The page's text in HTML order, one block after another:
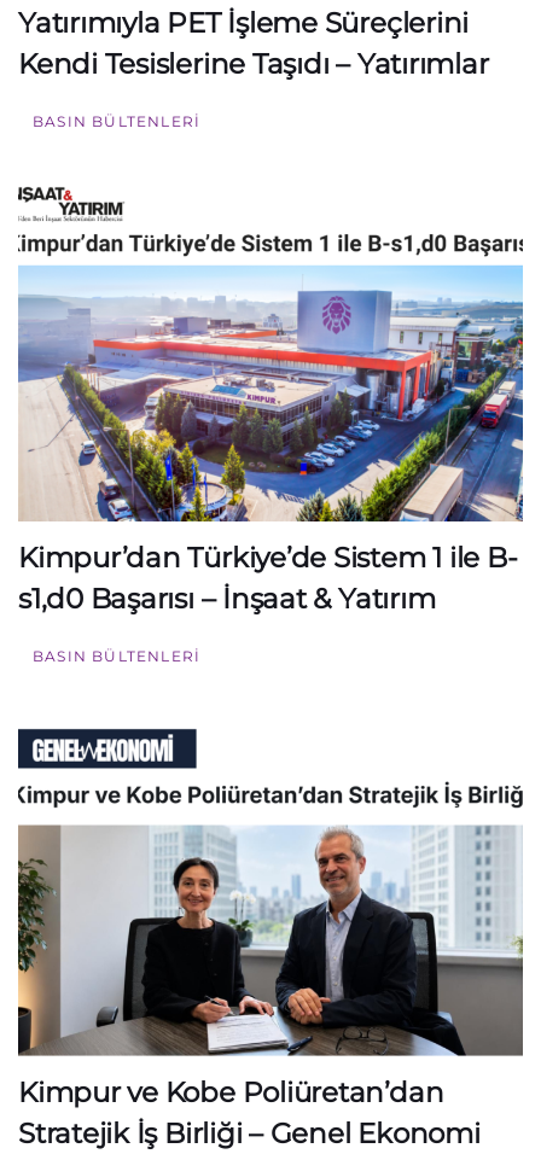
Yatırımıyla PET İşleme Süreçlerini
Kendi Tesislerine Taşıdı – Yatırımlar
BASIN BÜLTENLERI
Kimpur’dan Türkiye’de Sistem 1 ile B-
s1,d0 Başarısı – İnşaat & Yatırım
BASIN BÜLTENLERI
Kimpur ve Kobe Poliüretan’dan
Stratejik İş Birliği – Genel Ekonomi